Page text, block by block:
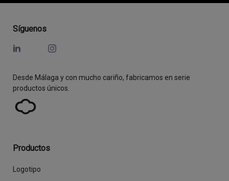
Síguenos
Desde Málaga y con mucho cariño, fabricamos en serie
productos únicos.
Productos
Logotipo